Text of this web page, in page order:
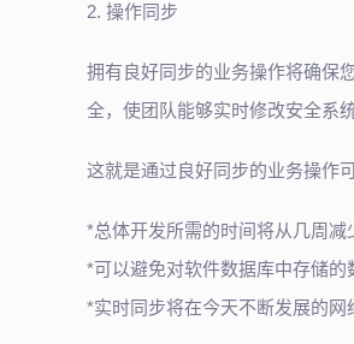
2. 操作同步
拥有良好同步的业务操作将确保
全，使团队能够实时修改安全系
这就是通过良好同步的业务操作
*总体开发所需的时间将从几周减
*可以避免对软件数据库中存储的
*实时同步将在今天不断发展的网